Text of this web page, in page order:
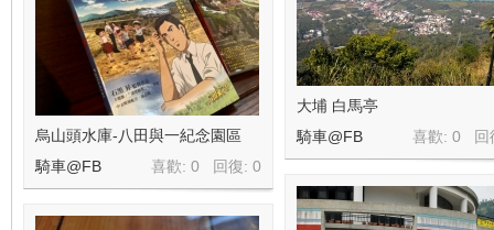
大埔 白馬亭
喜歡: 0 回
騎車@FB
烏山頭水庫-八田與一紀念園區
喜歡: 0 回復: 0
騎車@FB